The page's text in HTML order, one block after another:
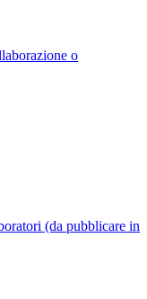
o
(da pubblicare in